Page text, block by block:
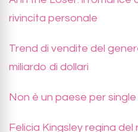
rivincita personale
Trend di vendite del
miliardo di dollari
Non è un paese per
Felicia Kingsley regina